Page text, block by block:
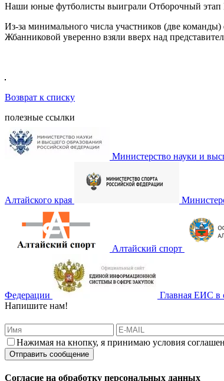
Наши юные футболисты выиграли Отборочный этап
Из-за минимального числа участников (две
Жбанниковой уверенно взяли вверх над
Возврат к списку
полезные ссылки
Министерство науки и
Алтайского края
Алтайский спорт
Федерации Главная ЕИС в
Напишите нам!
Нажимая на кнопку, я принимаю условия
Согласие на обработку персональных данных